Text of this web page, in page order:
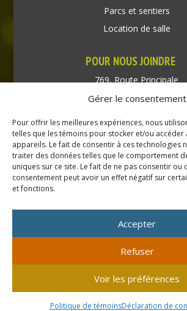
Gérer le consentement
Pour offrir les meilleures expériences, nous
telles que les témoins pour stocker et/ou
appareils. Le fait de consentir à ces technologies
traiter des données telles que le comportement
uniques sur ce site. Le fait de ne pas consentir ou
consentement peut avoir un effet négatif sur
et fonctions.
Accepter
Refuser
Voir les préférences
Politique de témoinsDéclaration de
Parcs et sentiers
Location de salle
POUR NOUS JOINDRE
769, Route Principale
Très-Saint-Rédempteur
Téléphone : (450) 451-
Direction générale :
© 2026 Tous droits réservés. Municipalité
Rédempteur.